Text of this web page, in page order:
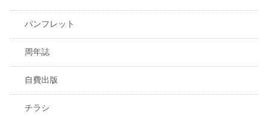
パンフレット
周年誌
自費出版
チラシ